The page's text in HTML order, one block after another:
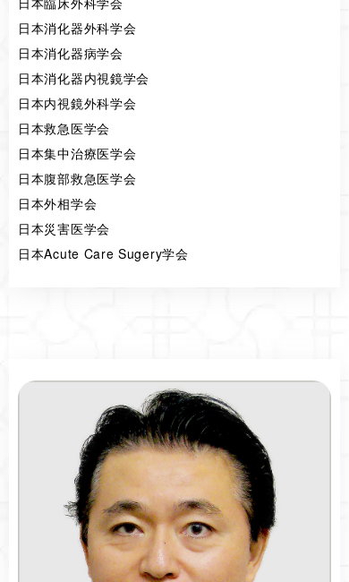
日本消化器外科学会
日本消化器病学会
日本消化器内視鏡学会
日本内視鏡外科学会
日本救急医学会
日本集中治療医学会
日本腹部救急医学会
日本外相学会
日本災害医学会
日本Acute Care Sugery学会